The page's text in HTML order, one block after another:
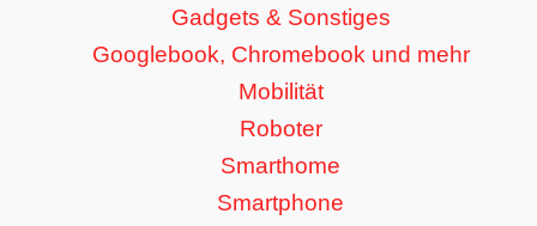
Gadgets & Sonstiges
Googlebook, Chromebook und mehr
Mobilität
Roboter
Smarthome
Smartphone